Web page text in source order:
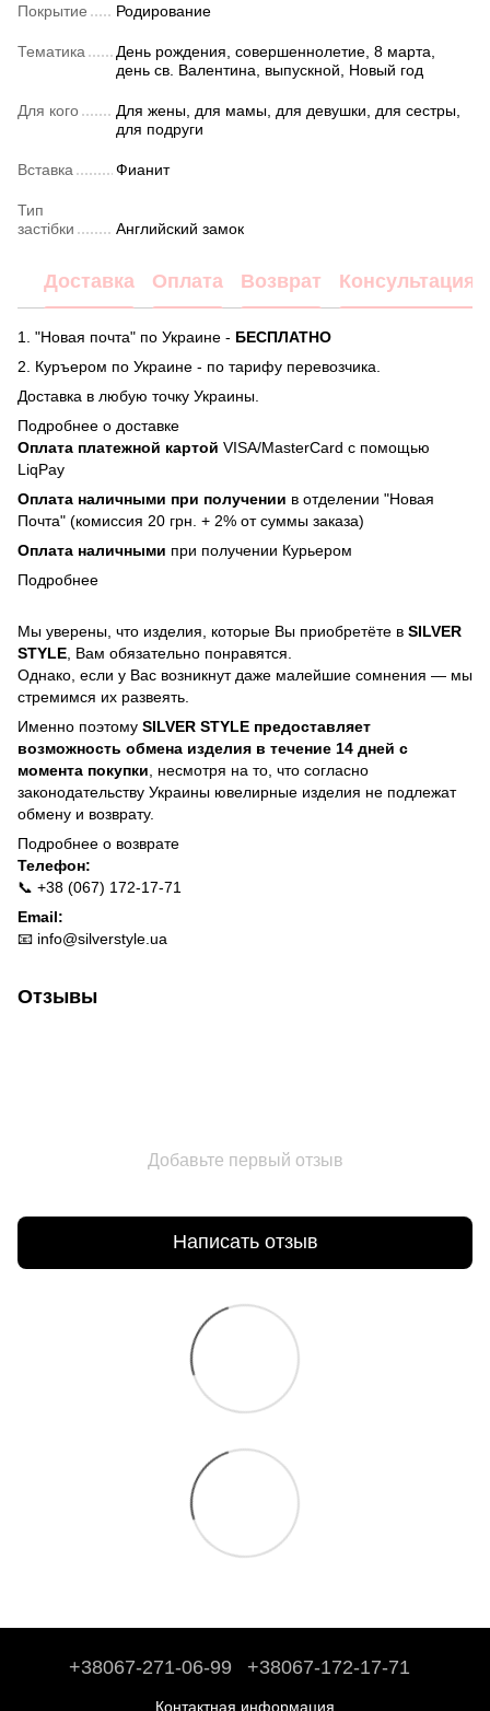
Покрытие Родирование
Тематика
День рождения, совершеннолетие, 8 марта,
день св. Валентина, выпускной, Новый год
Для кого
Для жены, для мамы, для девушки, для сестры,
для подруги
Вставка Фианит
Тип
застібки
Английский замок
Доставка Оплата Возврат Консультация
1. "Новая почта" по Украине - БЕСПЛАТНО
2. Куръером по Украине - по тарифу перевозчика.
Доставка в любую точку Украины.
Подробнее о доставке
Оплата платежной картой VISA/MasterCard с помощью
LiqPay
Оплата наличными при получении в отделении "Новая
Почта" (комиссия 20 грн. + 2% от суммы заказа)
Оплата наличными при получении Курьером
Подробнее
Мы уверены, что изделия, которые Вы приобретёте в SILVER
STYLE , Вам обязательно понравятся.
Однако, если у Вас возникнут даже малейшие сомнения — мы
стремимся их развеять.
Именно поэтому SILVER STYLE предоставляет
возможность обмена изделия в течение 14 дней с
момента покупки , несмотря на то, что согласно
законодательству Украины ювелирные изделия не подлежат
обмену и возврату.
Подробнее о возврате
Телефон:
📞 +38 (067) 172-17-71
Email:
📧 info@silverstyle.ua
Отзывы
Добавьте первый отзыв
Написать отзыв
+38067-271-06-99 +38067-172-17-71
Контактная информация